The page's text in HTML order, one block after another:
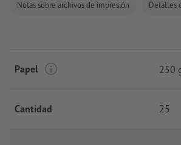
Notas sobre archivos de impresión Detalles
Papel 250
Cantidad 25